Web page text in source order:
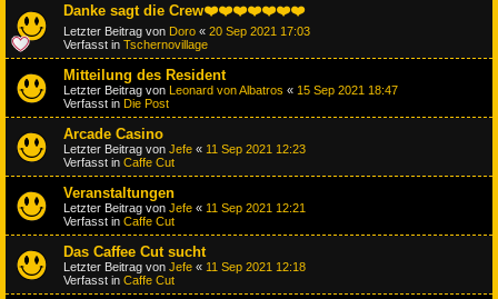
Danke sagt die Crew❤️❤️❤️❤️❤️❤️❤️
Letzter Beitrag von Doro « 20 Sep 2021 17:03
Verfasst in Tschernovillage
Mitteilung des Resident
Letzter Beitrag von Leonard von Albatros « 15 Sep 2021 18:47
Verfasst in Die Post
Arcade Casino
Letzter Beitrag von Jefe « 11 Sep 2021 12:23
Verfasst in Caffe Cut
Veranstaltungen
Letzter Beitrag von Jefe « 11 Sep 2021 12:21
Verfasst in Caffe Cut
Das Caffee Cut sucht
Letzter Beitrag von Jefe « 11 Sep 2021 12:18
Verfasst in Caffe Cut